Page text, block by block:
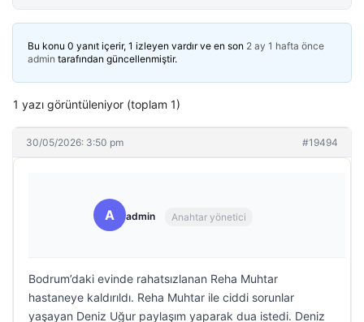
Bu konu 0 yanıt içerir, 1 izleyen vardır ve en son 2 ay 1 hafta önce
admin tarafından güncellenmiştir.
1 yazı görüntüleniyor (toplam 1)
30/05/2026: 3:50 pm #19494
A admin Anahtar yönetici
Bodrum’daki evinde rahatsızlanan Reha Muhtar
hastaneye kaldırıldı. Reha Muhtar ile ciddi sorunlar
yaşayan Deniz Uğur paylaşım yaparak dua istedi. Deniz